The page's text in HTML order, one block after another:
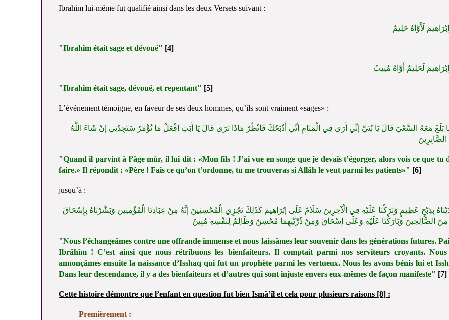
Ibrahim lui-même fut qualifié ainsi dans les deux Versets suivant :
لَأَوَّاهٌ حَلِيمٌ
"Ibrahim était sage et dévoué" [4]
لَحَلِيمٌ أَوَّاهٌ مُنِيبٌ
"Ibrahim était sage, dévoué, et repentant" [5]
L’événement témoigne, en faveur de ses deux hommes, qu’ils sont vraiment «sages» :
بَلَغَ مَعَهُ السَّعْيَ قَالَ يَا بُنَيَّ إنِّي أَرَى فِي الْمَنَامِ أَنِّي أَذْبَحُكَ فَانْظُرْ مَاذَا تَرَى قَالَ يَا أَبَتِ افْعَلْ مَا تُؤْمَرُ سَتَجِدُنِي إنْ شَاءَ اللَّهُ
"Quand il parvint à l’âge mûr, il lui dit : «Mon fils ! J’ai vue en songe que je devais t’égorger, alors vois ce que tu
faire.» Il répondit : «Père ! Fais ce qu’on t’ordonne, tu me trouveras si Allâh le veut parmi les patients»" [6]
jusqu’à :
بِذِبْحٍ عَظِيمٍ وَتَرَكْنَا عَلَيْهِ فِي الْآخِرِينَ سَلَامٌ عَلَى إبْرَاهِيمَ كَذَلِكَ نَجْزِي الْمُحْسِنِينَ إنَّهُ مِنْ عِبَادِنَا الْمُؤْمِنِين وَبَشَّرْنَاهُ بِإِسْحَاقَ
مِنَ الصَّالِحِينَ وَبَارَكْنَا عَلَيْهِ وَعَلَى إسْحَاقَ وَمِنْ ذُرِّيَّتِهِمَا مُحْسِنٌ وَظَالِمٌ لِنَفْسِهِ مُبِينٌ
"Nous l’échangeâmes contre une offrande immense et nous laissâmes leur souvenir dans les générations futures.
Ibrâhîm ! C’est ainsi que nous rétribuons les bienfaiteurs. Il comptait parmi nos serviteurs croyants.
annonçâmes ensuite la naissance d’Isshaq qui fut un prophète parmi les vertueux. Nous les avons bénis lui et
Dans leur descendance, il y a des bienfaiteurs et d’autres qui sont injuste envers eux-mêmes de façon manifeste" [7]
Cette histoire démontre que l’enfant en question fut bien Ismâ’îl et cela pour plusieurs raisons [8] :
Premièrement :